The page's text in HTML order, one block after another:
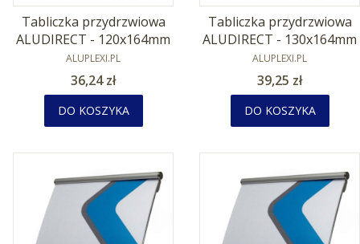
Tabliczka przydrzwiowa
ALUDIRECT - 120x164mm
PRODUCENT
ALUPLEXI.PL
Cena
36,24 zł
DO KOSZYKA
Tabliczka przydrzwiowa
ALUDIRECT - 130x164mm
PRODUCENT
ALUPLEXI.PL
Cena
39,25 zł
DO KOSZYKA